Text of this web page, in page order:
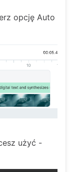
opcję Auto
użyć -